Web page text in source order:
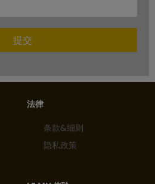
提交
法律
条款&细则
隐私政策